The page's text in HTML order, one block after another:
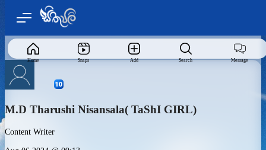
Home Snaps Add Search Message
M.D Tharushi Nisansala( TaShI GIRL)
Content Writer